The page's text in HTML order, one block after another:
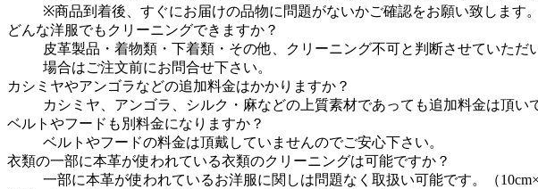
※商品到着後、すぐにお届けの品物に問題がないかご確認をお願い致します。
どんな洋服でもクリーニングできますか？
皮革製品・着物類・下着類・その他、クリーニング不可と判断させていた
場合はご注文前にお問合せ下さい。
カシミヤやアンゴラなどの追加料金はかかりますか？
カシミヤ、アンゴラ、シルク・麻などの上質素材であっても追加料金は頂い
ベルトやフードも別料金になりますか？
ベルトやフードの料金は頂戴していませんのでご安心下さい。
衣類の一部に本革が使われている衣類のクリーニングは可能ですか？
一部に本革が使われているお洋服に関しは問題なく取扱い可能です。（